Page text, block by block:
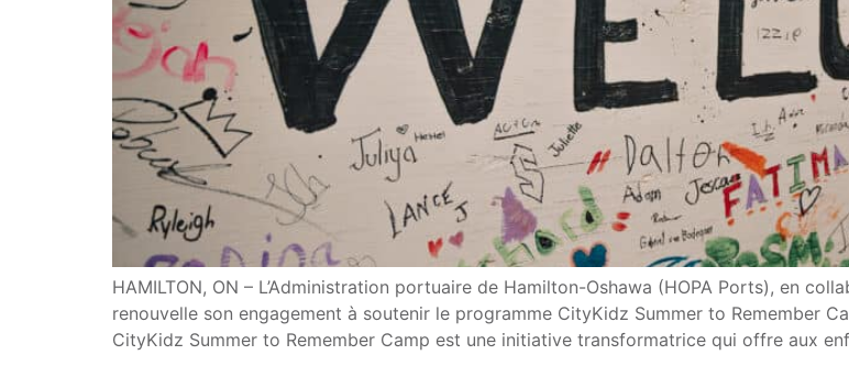
HAMILTON, ON – L’Administration portuaire de Hamilton-Oshawa (HOPA Ports), en
renouvelle son engagement à soutenir le programme CityKidz Summer to Remember
CityKidz Summer to Remember Camp est une initiative transformatrice qui offre aux